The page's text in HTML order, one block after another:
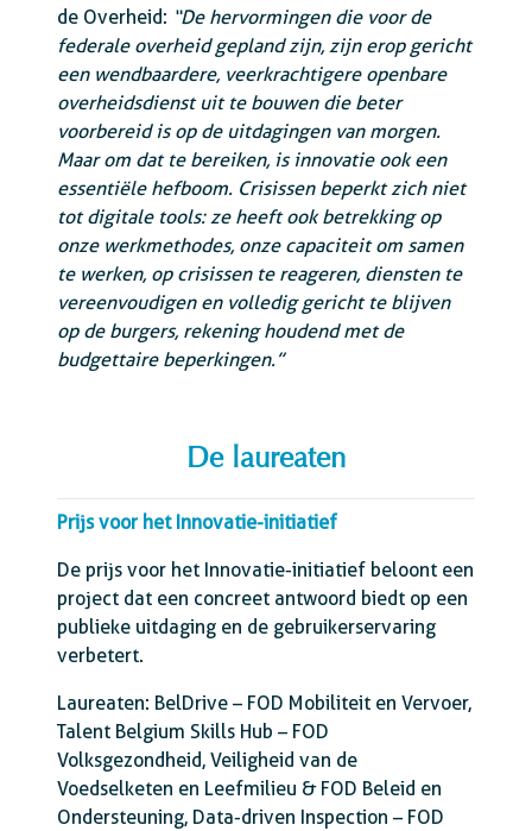
de Overheid: “De hervormingen die voor de
federale overheid gepland zijn, zijn erop gericht
een wendbaardere, veerkrachtigere openbare
overheidsdienst uit te bouwen die beter
voorbereid is op de uitdagingen van morgen.
Maar om dat te bereiken, is innovatie ook een
essentiële hefboom. Crisissen beperkt zich niet
tot digitale tools: ze heeft ook betrekking op
onze werkmethodes, onze capaciteit om samen
te werken, op crisissen te reageren, diensten te
vereenvoudigen en volledig gericht te blijven
op de burgers, rekening houdend met de
budgettaire beperkingen.”
De laureaten
Prijs voor het Innovatie-initiatief
De prijs voor het Innovatie-initiatief beloont een
project dat een concreet antwoord biedt op een
publieke uitdaging en de gebruikerservaring
verbetert.
Laureaten: BelDrive – FOD Mobiliteit en Vervoer,
Talent Belgium Skills Hub – FOD
Volksgezondheid, Veiligheid van de
Voedselketen en Leefmilieu & FOD Beleid en
Ondersteuning, Data-driven Inspection – FOD